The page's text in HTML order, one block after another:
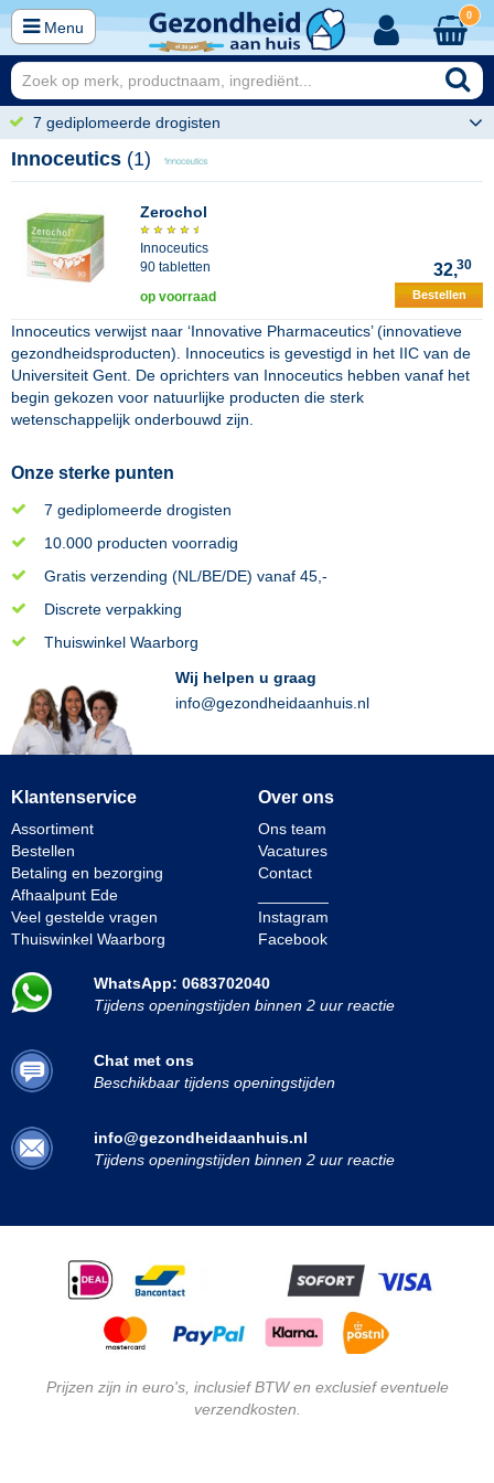
Menu
0
7 gediplomeerde drogisten
Innoceutics (1)
Zerochol
Innoceutics
90 tabletten
32,30
op voorraad Bestellen
Innoceutics verwijst naar ‘Innovative Pharmaceutics’ (innovatieve
gezondheidsproducten). Innoceutics is gevestigd in het IIC van de
Universiteit Gent. De oprichters van Innoceutics hebben vanaf het
begin gekozen voor natuurlijke producten die sterk
wetenschappelijk onderbouwd zijn.
Onze sterke punten
7 gediplomeerde drogisten
10.000 producten voorradig
Gratis verzending (NL/BE/DE) vanaf 45,-
Discrete verpakking
Thuiswinkel Waarborg
Wij helpen u graag
info@gezondheidaanhuis.nl
Klantenservice
Assortiment
Bestellen
Betaling en bezorging
Afhaalpunt Ede
Veel gestelde vragen
Thuiswinkel Waarborg
Over ons
Ons team
Vacatures
Contact
Instagram
Facebook
WhatsApp: 0683702040
Tijdens openingstijden binnen 2 uur reactie
Chat met ons
Beschikbaar tijdens openingstijden
info@gezondheidaanhuis.nl
Tijdens openingstijden binnen 2 uur reactie
Prijzen zijn in euro's, inclusief BTW en exclusief eventuele
verzendkosten.